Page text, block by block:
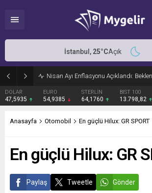
Nisan Ayı Enflasyonu Açıklandı:
DOLAR
47,5935
EURO
54,9385
STERLİN
64,1760
BIST 100
13.798,82
İstanbul, 25°CAçık
Anasayfa Otomobil En güçlü Hilux: GR SPORT
En güçlü Hilux: GR
Paylaş Tweetle Gönder